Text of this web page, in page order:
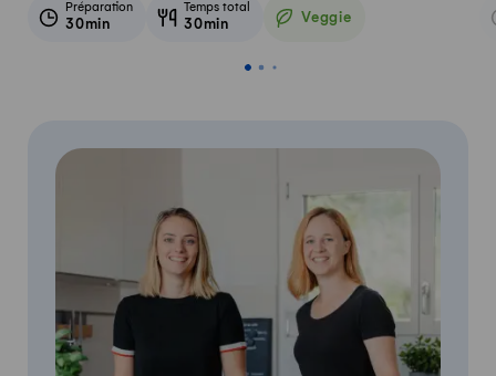
Préparation
30min
Temps total
30min Veggie
Veggie